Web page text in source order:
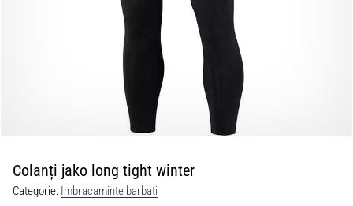
Colanți jako long tight winter
Categorie: Imbracaminte barbati